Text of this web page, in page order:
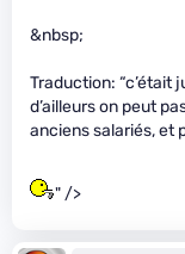
&nbsp;
Traduction: “c’était
d’ailleurs on peut
anciens salariés, et
" />